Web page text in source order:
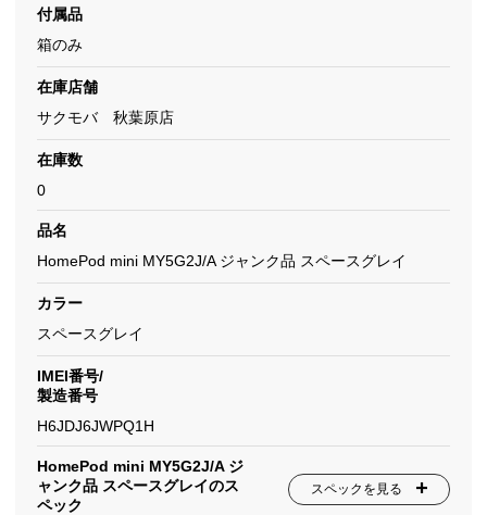
付属品
箱のみ
在庫店舗
サクモバ 秋葉原店
在庫数
0
品名
HomePod mini MY5G2J/A ジャンク品 スペースグレイ
カラー
スペースグレイ
IMEI番号/
製造番号
H6JDJ6JWPQ1H
HomePod mini MY5G2J/A ジ
ャンク品 スペースグレイのス
ペック
スペックを見る